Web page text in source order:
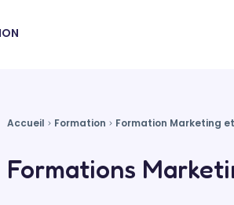
Accueil Formation Formation Marketing
Formations